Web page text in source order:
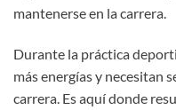
mantenerse en la carrera.
Durante la práctica
más energías y necesitan
carrera. Es aquí donde